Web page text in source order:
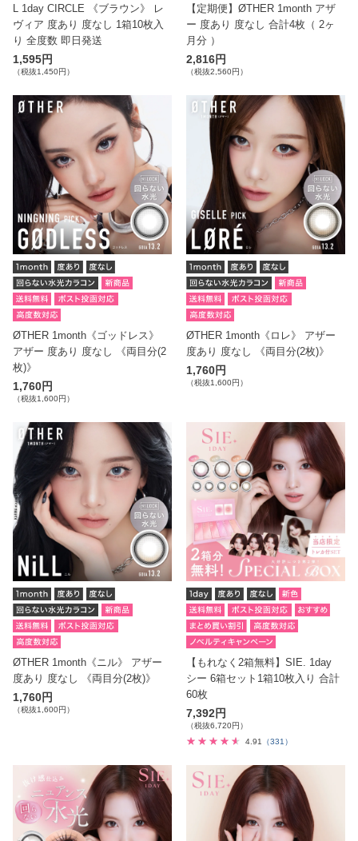
L 1day CIRCLE 《ブラウン》 レ
ヴィア 度あり 度なし 1箱10枚入
り 全度数 即日発送
1,595円
（税抜1,450円）
【定期便】ØTHER 1month アザ
ー 度あり 度なし 合計4枚（ 2ヶ
月分 ）
2,816円
（税抜2,560円）
ØTHER 1month《ゴッドレス》
アザー 度あり 度なし 《両目分(2
枚)》
1,760円
（税抜1,600円）
ØTHER 1month《ロレ》 アザー
度あり 度なし 《両目分(2枚)》
1,760円
（税抜1,600円）
ØTHER 1month《ニル》 アザー
度あり 度なし 《両目分(2枚)》
1,760円
（税抜1,600円）
【もれなく2箱無料】SIE. 1day
シー 6箱セット1箱10枚入り 合計
60枚
7,392円
（税抜6,720円）
4.91
（331）